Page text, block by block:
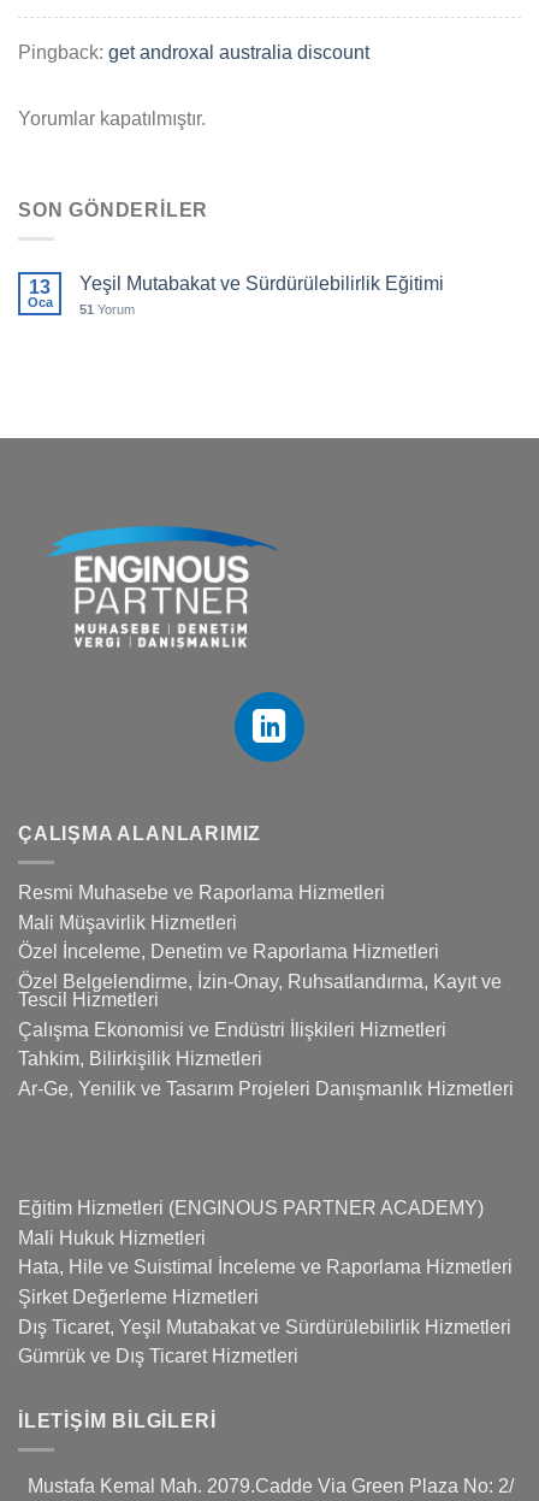
SON GÖNDERILER
13
Oca
Yeşil Mutabakat ve Sürdürülebilirlik Eğitimi
51 Yorum
Pingback: get androxal australia discount
Yorumlar kapatılmıştır.
ÇALIŞMA ALANLARIMIZ
Resmi Muhasebe ve Raporlama Hizmetleri
Mali Müşavirlik Hizmetleri
Özel İnceleme, Denetim ve Raporlama Hizmetleri
Özel Belgelendirme, İzin-Onay, Ruhsatlandırma, Kayıt ve
Tescil Hizmetleri
Çalışma Ekonomisi ve Endüstri İlişkileri Hizmetleri
Tahkim, Bilirkişilik Hizmetleri
Ar-Ge, Yenilik ve Tasarım Projeleri Danışmanlık Hizmetleri
Eğitim Hizmetleri (ENGINOUS PARTNER ACADEMY)
Mali Hukuk Hizmetleri
Hata, Hile ve Suistimal İnceleme ve Raporlama Hizmetleri
Şirket Değerleme Hizmetleri
Dış Ticaret, Yeşil Mutabakat ve Sürdürülebilirlik Hizmetleri
Gümrük ve Dış Ticaret Hizmetleri
İLETIŞIM BILGILERI
Mustafa Kemal Mah. 2079.Cadde Via Green Plaza No: 2/